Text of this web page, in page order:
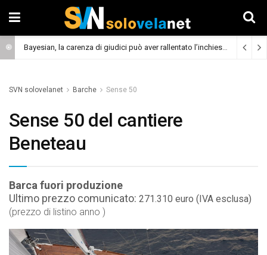
Bayesian, la carenza di giudici può aver rallentato l’inchiesta (Cronaca)
SVN solovelanet Barche Sense 50
Sense 50 del cantiere
Beneteau
Barca fuori produzione
Ultimo prezzo comunicato: 271.310 euro (IVA esclusa)
(prezzo di listino anno )